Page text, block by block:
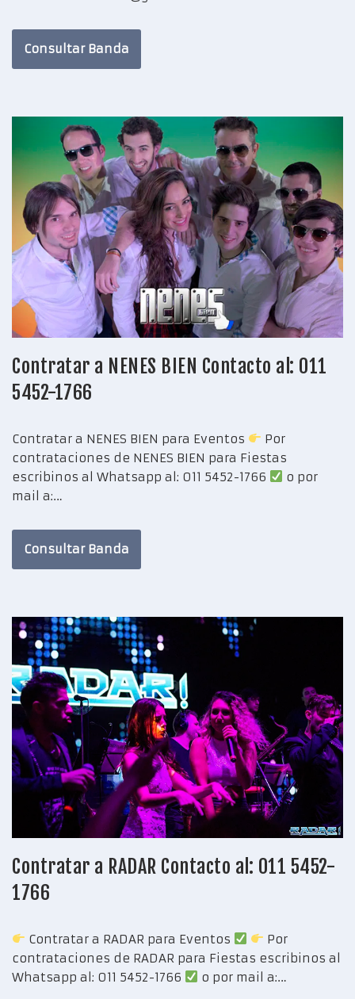
Consultar Banda
Contratar a NENES BIEN Contacto al: 011
5452-1766
Contratar a NENES BIEN para Eventos
Por
contrataciones de NENES BIEN para Fiestas
escribinos al Whatsapp al: 011 5452-1766
o por
mail a:…
Consultar Banda
Contratar a RADAR Contacto al: 011 5452-
1766
Contratar a RADAR para Eventos
Por
contrataciones de RADAR para Fiestas escribinos al
Whatsapp al: 011 5452-1766
o por mail a:…